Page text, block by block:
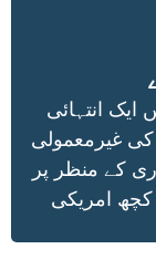
ایک انتہائی
کی غیرمعمولی
کے منظر پر
کچھ امریکی